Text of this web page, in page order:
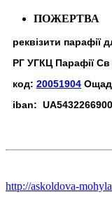
ПОЖЕРТВА
реквізити парафії
РГ УГКЦ Парафії
код: 20051904
iban:
http://askoldova-